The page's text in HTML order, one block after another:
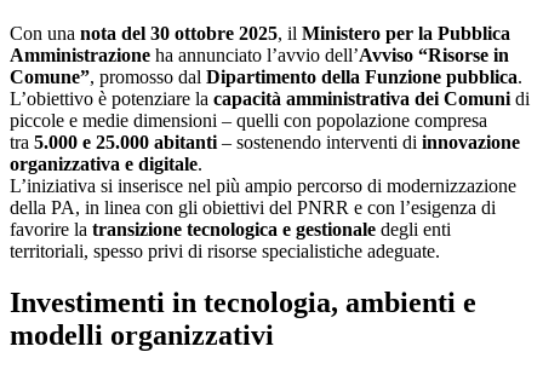
Con una nota del 30 ottobre 2025, il Ministero per la Pubblica
Amministrazione ha annunciato l’avvio dell’Avviso “Risorse in
Comune”, promosso dal Dipartimento della Funzione pubblica.
L’obiettivo è potenziare la capacità amministrativa dei Comunidi
piccole e medie dimensioni – quelli con popolazione compresa
tra 5.000 e 25.000 abitanti– sostenendo interventi di innovazione
organizzativa e digitale.
L’iniziativa si inserisce nel più ampio percorso di modernizzazione
della PA, in linea con gli obiettivi del PNRR e con l’esigenza di
favorire la transizione tecnologica e gestionale degli enti
territoriali, spesso privi di risorse specialistiche adeguate.
Investimenti in tecnologia, ambienti e
modelli organizzativi